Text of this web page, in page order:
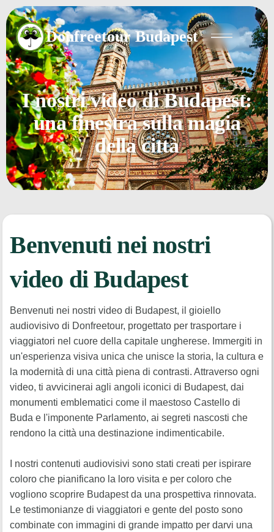
Donfreetour Budapest
I nostri video di Budapest:
una finestra sulla magia
della città
Benvenuti nei nostri
video di Budapest
Benvenuti nei nostri video di Budapest, il gioiello
audiovisivo di Donfreetour, progettato per trasportare i
viaggiatori nel cuore della capitale ungherese. Immergiti in
un'esperienza visiva unica che unisce la storia, la cultura e
la modernità di una città piena di contrasti. Attraverso ogni
video, ti avvicinerai agli angoli iconici di Budapest, dai
monumenti emblematici come il maestoso Castello di
Buda e l'imponente Parlamento, ai segreti nascosti che
rendono la città una destinazione indimenticabile.
I nostri contenuti audiovisivi sono stati creati per ispirare
coloro che pianificano la loro visita e per coloro che
vogliono scoprire Budapest da una prospettiva rinnovata.
Le testimonianze di viaggiatori e gente del posto sono
combinate con immagini di grande impatto per darvi una